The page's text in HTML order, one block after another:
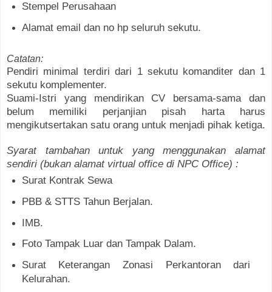
Stempel Perusahaan
Alamat email dan no hp seluruh sekutu.
Catatan:
Pendiri minimal terdiri dari 1 sekutu komanditer dan 1
sekutu komplementer.
Suami-Istri yang mendirikan CV bersama-sama dan
belum memiliki perjanjian pisah harta harus
mengikutsertakan satu orang untuk menjadi pihak ketiga.
Syarat tambahan untuk yang menggunakan alamat
sendiri (bukan alamat virtual office di NPC Office) :
Surat Kontrak Sewa
PBB & STTS Tahun Berjalan.
IMB.
Foto Tampak Luar dan Tampak Dalam.
Surat Keterangan Zonasi Perkantoran dari
Kelurahan.